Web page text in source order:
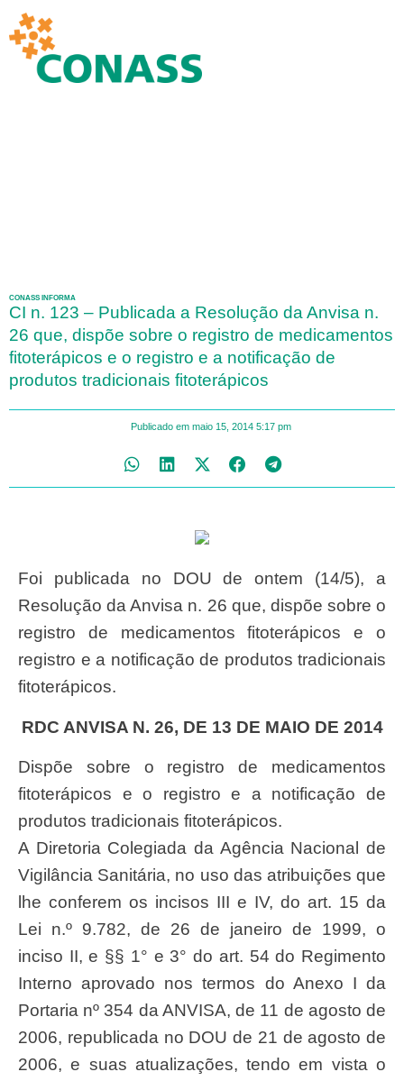
CONASS INFORMA
CI n. 123 – Publicada a Resolução da Anvisa n.
26 que, dispõe sobre o registro de medicamentos
fitoterápicos e o registro e a notificação de
produtos tradicionais fitoterápicos
Publicado em maio 15, 2014 5:17 pm
Foi publicada no DOU de ontem (14/5), a
Resolução da Anvisa n. 26 que, dispõe sobre o
registro de medicamentos fitoterápicos e o
registro e a notificação de produtos tradicionais
fitoterápicos.
RDC ANVISA N. 26, DE 13 DE MAIO DE 2014
Dispõe sobre o registro de medicamentos
fitoterápicos e o registro e a notificação de
produtos tradicionais fitoterápicos.
A Diretoria Colegiada da Agência Nacional de
Vigilância Sanitária, no uso das atribuições que
lhe conferem os incisos III e IV, do art. 15 da
Lei n.º 9.782, de 26 de janeiro de 1999, o
inciso II, e §§ 1° e 3° do art. 54 do Regimento
Interno aprovado nos termos do Anexo I da
Portaria nº 354 da ANVISA, de 11 de agosto de
2006, republicada no DOU de 21 de agosto de
2006, e suas atualizações, tendo em vista o